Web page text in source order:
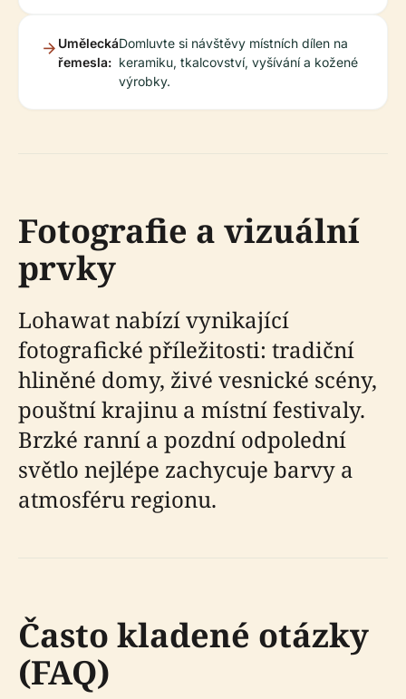
Umělecká
řemesla:
Domluvte si návštěvy místních dílen na
keramiku, tkalcovství, vyšívání a kožené
výrobky.
Fotografie a vizuální
prvky
Lohawat nabízí vynikající
fotografické příležitosti: tradiční
hliněné domy, živé vesnické scény,
pouštní krajinu a místní festivaly.
Brzké ranní a pozdní odpolední
světlo nejlépe zachycuje barvy a
atmosféru regionu.
Často kladené otázky
(FAQ)